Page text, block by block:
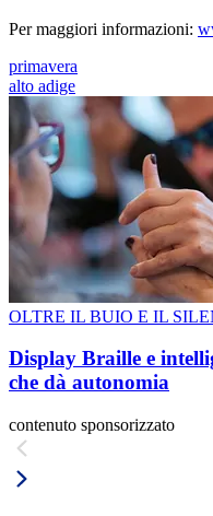
Per maggiori informazioni:
primavera
alto adige
OLTRE IL BUIO E IL
Display Braille e
che dà autonomia
contenuto sponsorizzato